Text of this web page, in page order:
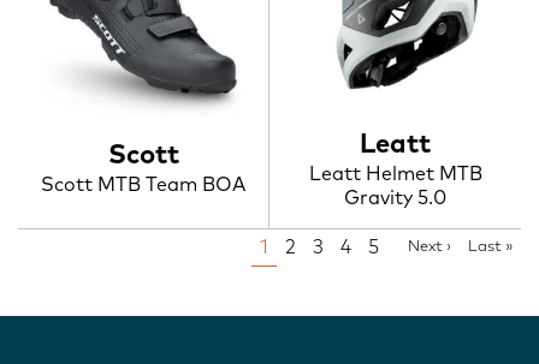
Scott
Scott MTB Team BOA
Leatt
Leatt Helmet MTB
Gravity 5.0
Page
1 Page
2 Page
3 Page
4 Page
5
Next
Next ›
Last
Last »